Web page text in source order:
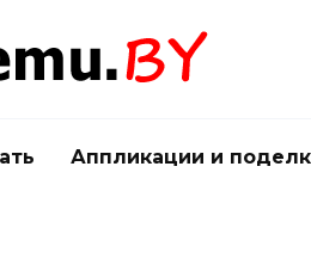
Аппликации и